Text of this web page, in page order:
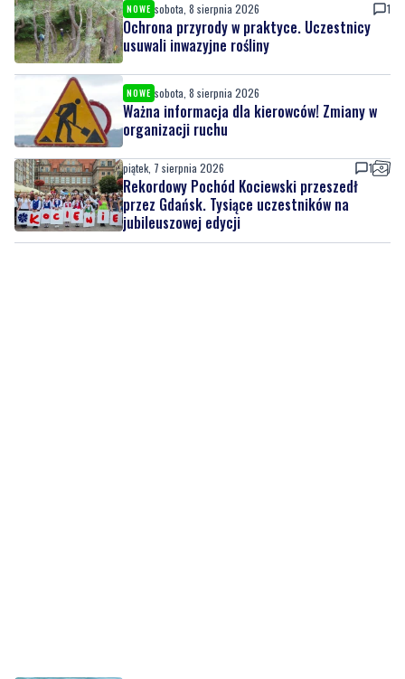
NOWE sobota, 8 sierpnia 2026 1
Ochrona przyrody w praktyce. Uczestnicy
usuwali inwazyjne rośliny
NOWE sobota, 8 sierpnia 2026
Ważna informacja dla kierowców! Zmiany w
organizacji ruchu
piątek, 7 sierpnia 2026 1
Rekordowy Pochód Kociewski przeszedł
przez Gdańsk. Tysiące uczestników na
jubileuszowej edycji